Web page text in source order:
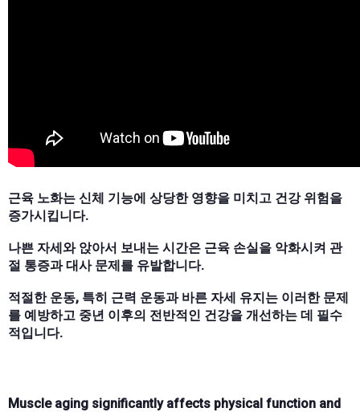
근육 노화는 신체 기능에 상당한 영향을 미치고 건강 위험을
증가시킵니다.
나쁜 자세와 앉아서 보내는 시간은 근육 손실을 악화시켜 관
절 통증과 대사 문제를 유발합니다.
적절한 운동, 특히 근력 운동과 바른 자세 유지는 이러한 문제
를 예방하고 중년 이후의 전반적인 건강을 개선하는 데 필수
적입니다.
Muscle aging significantly affects physical function and